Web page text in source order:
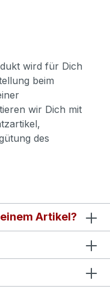
wird für Dich
beim
wir Dich mit
des
Artikel?